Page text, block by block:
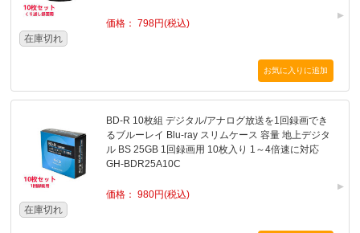
価格： 798円(税込)
在庫切れ
BD-R 10枚組 デジタル/アナログ放送を1回録画でき
るブルーレイ Blu-ray スリムケース 容量 地上デジタ
ル BS 25GB 1回録画用 10枚入り 1～4倍速に対応
GH-BDR25A10C
価格： 980円(税込)
在庫切れ